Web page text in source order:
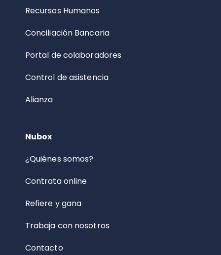
Recursos Humanos
Conciliación Bancaria
Portal de colaboradores
Control de asistencia
Alianza
Nubox
¿Quiénes somos?
Contrata online
Refiere y gana
Trabaja con nosotros
Contacto